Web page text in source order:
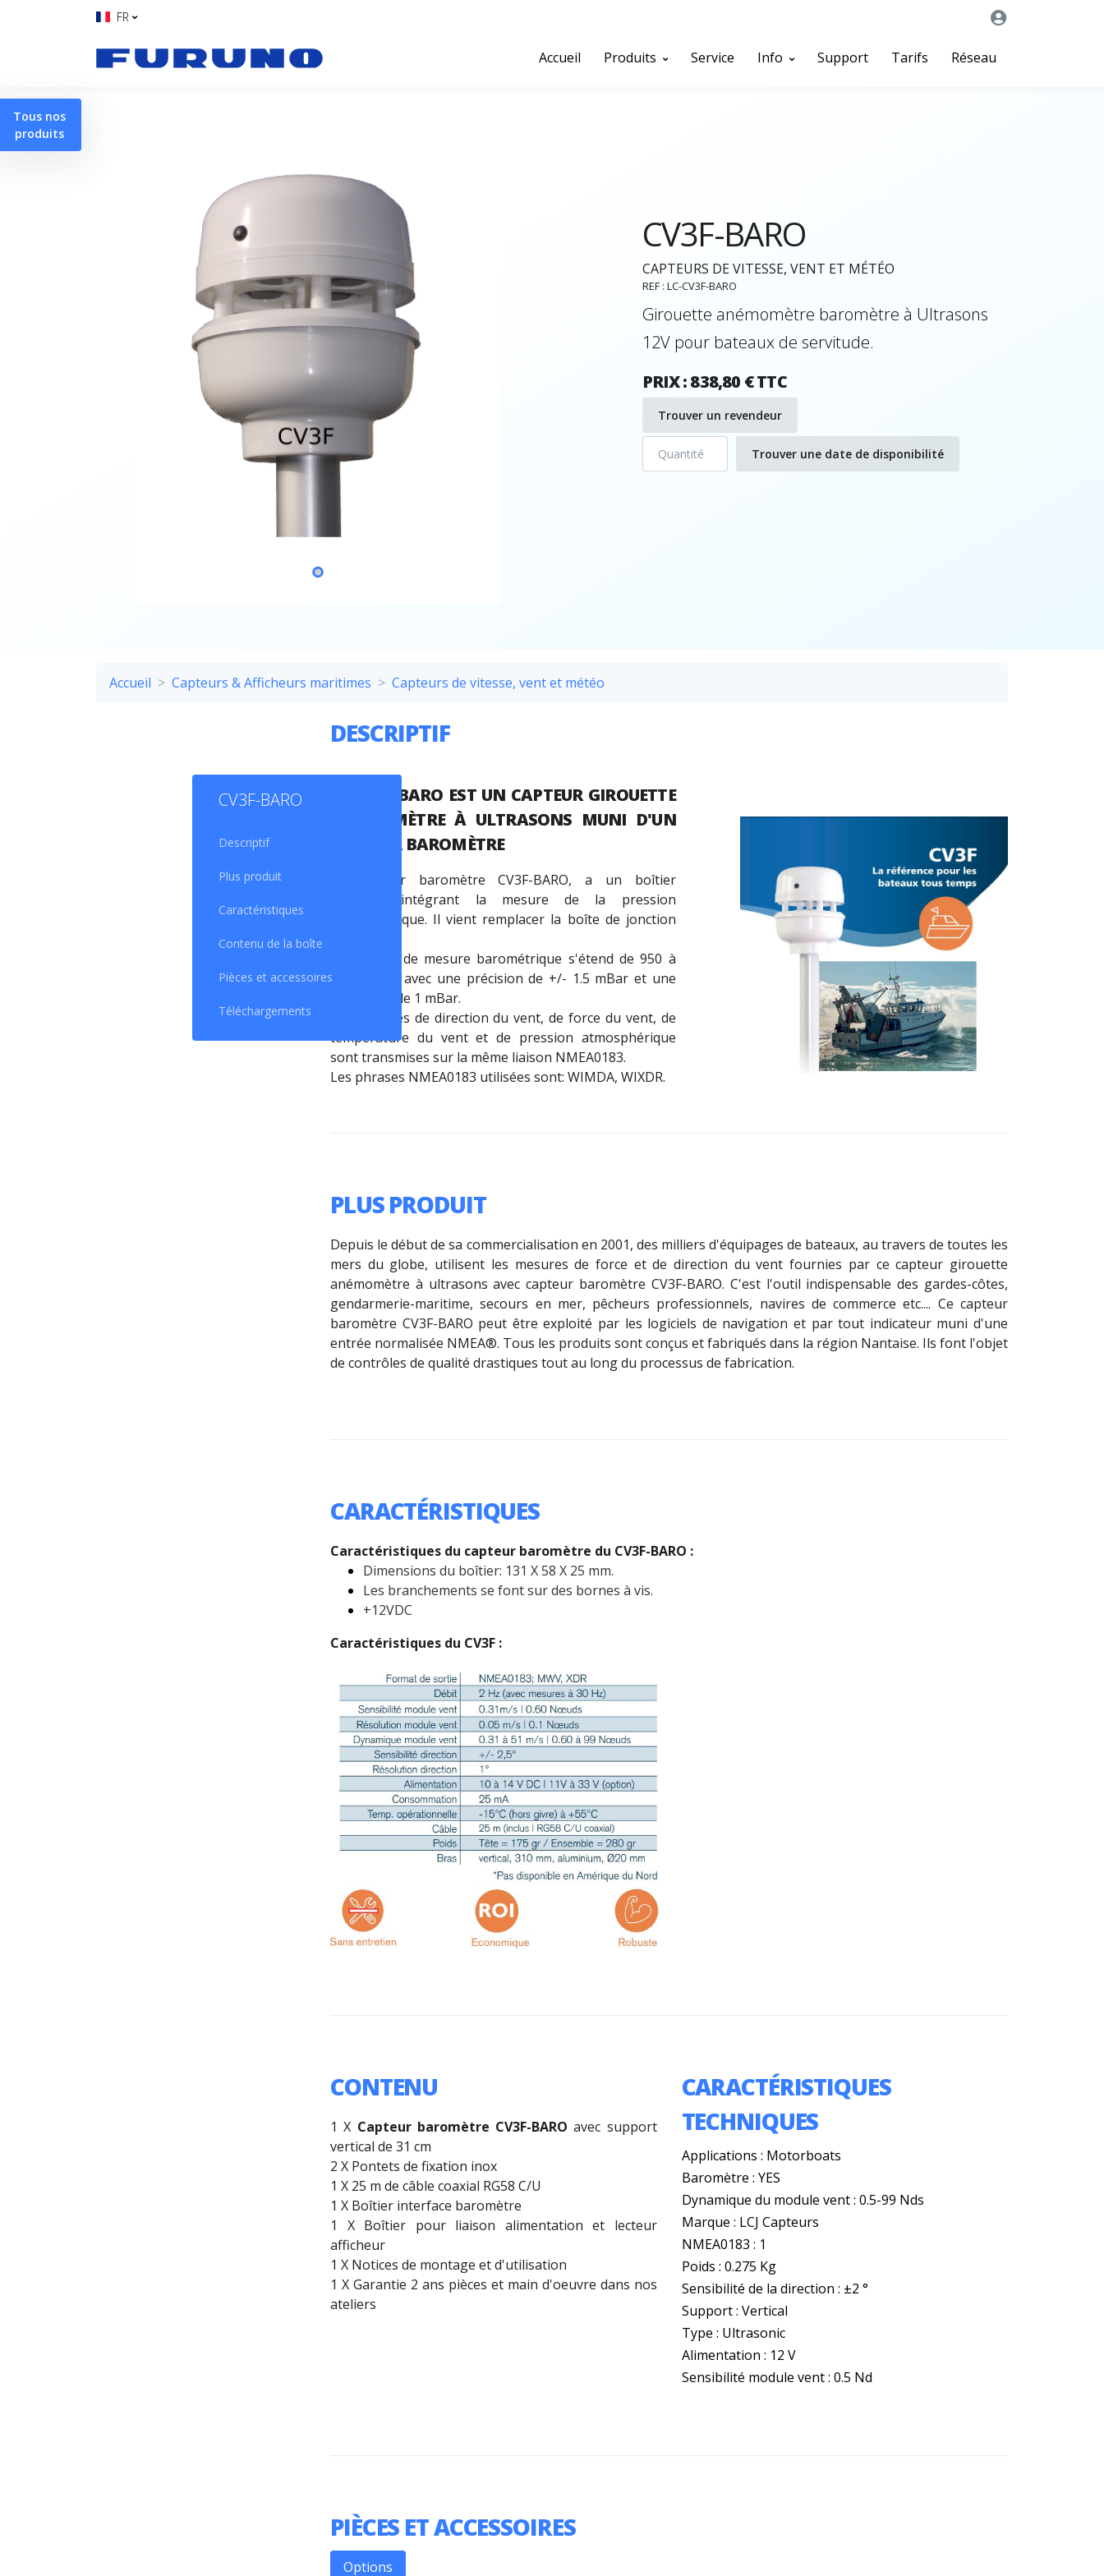
FR
Accueil Produits Service Info Support Tarifs Réseau
CV3F-BARO
CAPTEURS DE VITESSE, VENT ET MÉTÉO
REF : LC-CV3F-BARO
Girouette anémomètre baromètre à Ultrasons
12V pour bateaux de servitude.
PRIX : 838,80 € TTC
Trouver un revendeur
Trouver une date de disponibilité
Accueil Capteurs & Afficheurs maritimes Capteurs de vitesse, vent et météo
CV3F-BARO
Descriptif
Plus produit
Caractéristiques
Contenu de la boîte
Pièces et accessoires
Téléchargements
DESCRIPTIF
CV3F-BARO EST UN CAPTEUR GIROUETTE
ANÉMOMÈTRE À ULTRASONS MUNI D'UN
CAPTEUR BAROMÈTRE
Le capteur baromètre CV3F-BARO, a un boîtier
interface intégrant la mesure de la pression
atmosphérique. Il vient remplacer la boîte de jonction
La gamme de mesure barométrique s'étend de 950 à
1050 mBar avec une précision de +/- 1.5 mBar et une
sensibilité de 1 mBar.
Les données de direction du vent, de force du vent, de
température du vent et de pression atmosphérique
sont transmises sur la même liaison NMEA0183.
Les phrases NMEA0183 utilisées sont: WIMDA, WIXDR.
PLUS PRODUIT
Depuis le début de sa commercialisation en 2001, des milliers d'équipages de bateaux, au travers de toutes les
mers du globe, utilisent les mesures de force et de direction du vent fournies par ce capteur girouette
anémomètre à ultrasons avec capteur baromètre CV3F-BARO. C'est l'outil indispensable des gardes-côtes,
gendarmerie-maritime, secours en mer, pêcheurs professionnels, navires de commerce etc.... Ce capteur
baromètre CV3F-BARO peut être exploité par les logiciels de navigation et par tout indicateur muni d'une
entrée normalisée NMEA®. Tous les produits sont conçus et fabriqués dans la région Nantaise. Ils font l'objet
de contrôles de qualité drastiques tout au long du processus de fabrication.
CARACTÉRISTIQUES
Caractéristiques du capteur baromètre du CV3F-BARO :
Dimensions du boîtier: 131 X 58 X 25 mm.
Les branchements se font sur des bornes à vis.
+12VDC
Caractéristiques du CV3F :
CONTENU
1 X Capteur baromètre CV3F-BARO avec support
vertical de 31 cm
2 X Pontets de fixation inox
1 X 25 m de câble coaxial RG58 C/U
1 X Boîtier interface baromètre
1 X Boîtier pour liaison alimentation et lecteur
afficheur
1 X Notices de montage et d'utilisation
1 X Garantie 2 ans pièces et main d'oeuvre dans nos
ateliers
CARACTÉRISTIQUES
TECHNIQUES
Applications : Motorboats
Baromètre : YES
Dynamique du module vent : 0.5-99 Nds
Marque : LCJ Capteurs
NMEA0183 : 1
Poids : 0.275 Kg
Sensibilité de la direction : ±2 °
Support : Vertical
Type : Ultrasonic
Alimentation : 12 V
Sensibilité module vent : 0.5 Nd
PIÈCES ET ACCESSOIRES
Options
Tous nos
produits